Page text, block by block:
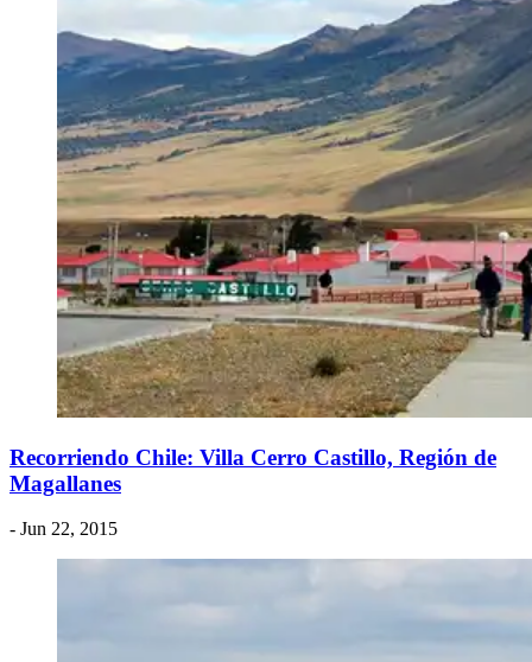
Recorriendo Chile: Villa Cerro Castillo, Región de
Magallanes
- Jun 22, 2015